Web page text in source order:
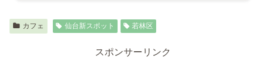
カフェ 仙台新スポット 若林区
スポンサーリンク